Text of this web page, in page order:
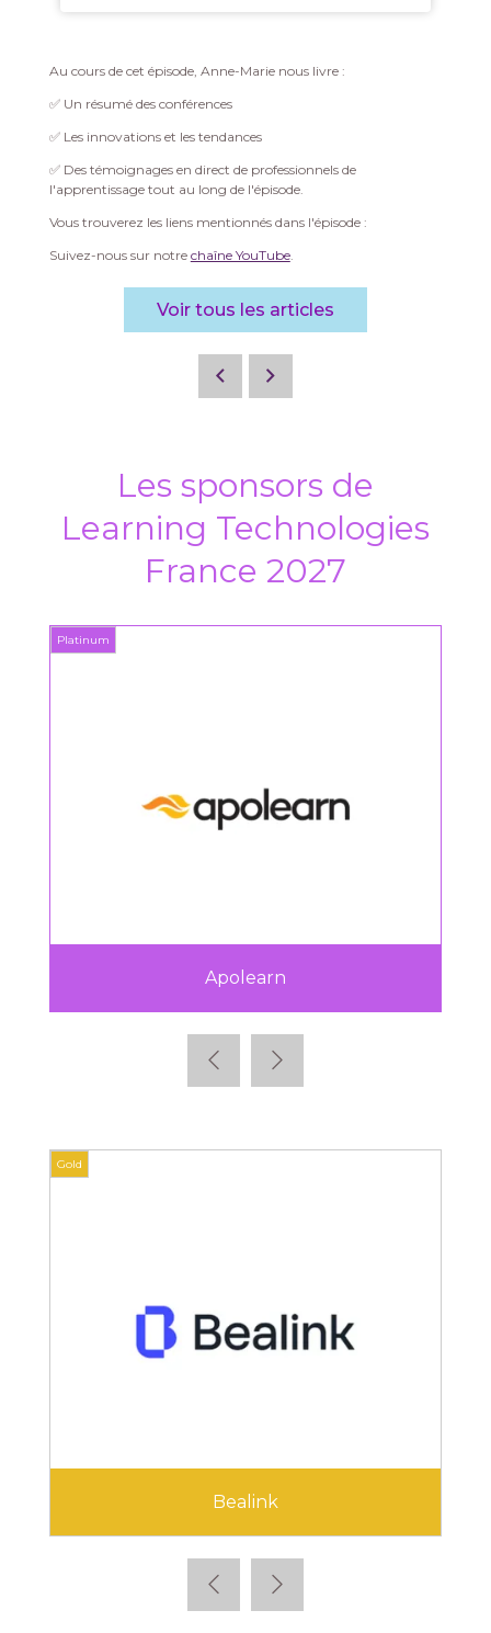
Au cours de cet épisode, Anne-Marie nous livre :
✅ Un résumé des conférences
✅ Les innovations et les tendances
✅ Des témoignages en direct de professionnels de
l'apprentissage tout au long de l'épisode.
Vous trouverez les liens mentionnés dans l'épisode :
Suivez-nous sur notre chaîne YouTube.
Voir tous les articles
Les sponsors de
Learning Technologies
France 2027
Platinum
Apolearn
Gold
Bealink